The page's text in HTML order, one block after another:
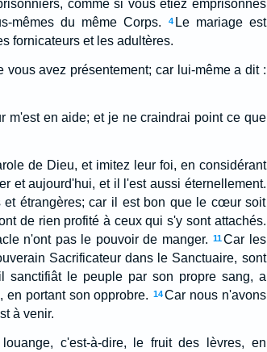
comme si vous étiez emprisonnés
mêmes du même Corps.
4 Le mariage est
fornicateurs et les adultères.
avez présentement; car lui-même a dit :
m'est en aide; et je ne craindrai point ce que
de Dieu, et imitez leur foi, en considérant
et aujourd'hui, et il l'est aussi éternellement.
et étrangères; car il est bon que le cœur soit
de rien profité à ceux qui s'y sont attachés.
n'ont pas le pouvoir de manger. 11Car les
Sacrificateur dans le Sanctuaire, sont
sanctifiât le peuple par son propre sang, a
en portant son opprobre. 14Car nous n'avons
à venir.
c'est-à-dire, le fruit des lèvres, en